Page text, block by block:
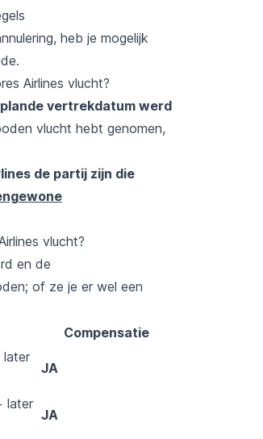
heb je mogelijk
Airlines vlucht?
vertrekdatum werd
vlucht hebt genomen,
de partij zijn die
vlucht?
en de
of ze je er wel een
Compensatie
later
JA
later
JA